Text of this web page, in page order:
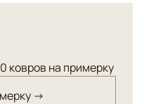
соблюдением
ковров на примерку
→